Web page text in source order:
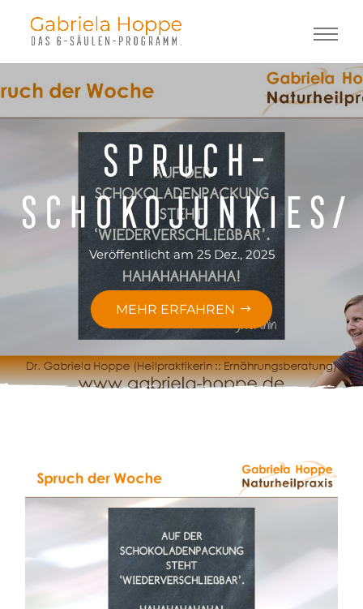
spruch-
schokojunkies/
Veröffentlicht am 25 Dez., 2025
MEHR ERFAHREN